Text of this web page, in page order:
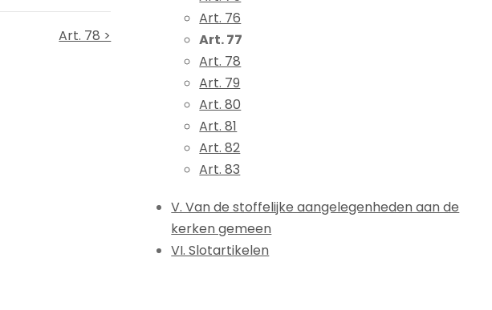
Art. 78 >
Art. 76
Art. 77
Art. 78
Art. 79
Art. 80
Art. 81
Art. 82
Art. 83
V. Van de stoffelijke aangelegenheden aan de
kerken gemeen
VI. Slotartikelen